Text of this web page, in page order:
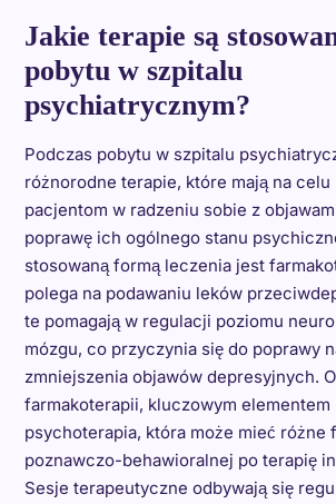
Jakie terapie są
pobytu w szpitalu
psychiatrycznym?
Podczas pobytu w szpitalu
różnorodne terapie, które mają na celu
pacjentom w radzeniu sobie z
poprawę ich ogólnego stanu
stosowaną formą leczenia jest
polega na podawaniu leków
te pomagają w regulacji poziomu
mózgu, co przyczynia się do poprawy
zmniejszenia objawów depresyjnych.
farmakoterapii, kluczowym
psychoterapia, która może mieć różne
poznawczo-behawioralnej po terapię
Sesje terapeutyczne odbywają się